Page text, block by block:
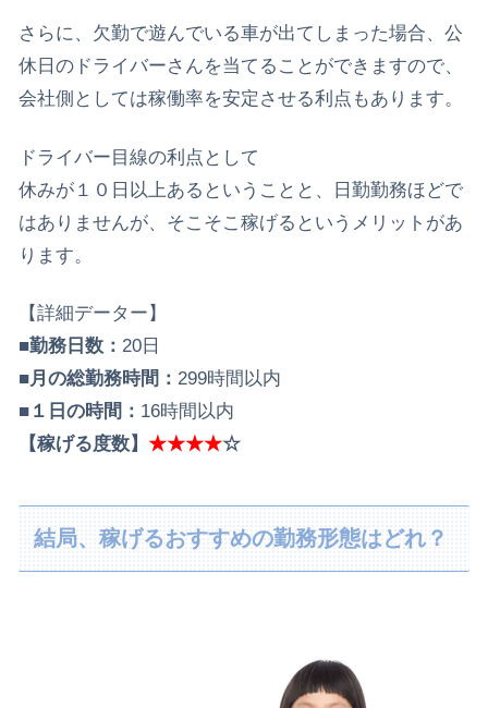
さらに、欠勤で遊んでいる車が出てしまった場合、公
休日のドライバーさんを当てることができますので、
会社側としては稼働率を安定させる利点もあります。
ドライバー目線の利点として
休みが１０日以上あるということと、日勤勤務ほどで
はありませんが、そこそこ稼げるというメリットがあ
ります。
【詳細データー】
■勤務日数： 20日
■月の総勤務時間： 299時間以内
■１日の時間： 16時間以内
【稼げる度数】 ★★★★☆
結局、稼げるおすすめの勤務形態はどれ？